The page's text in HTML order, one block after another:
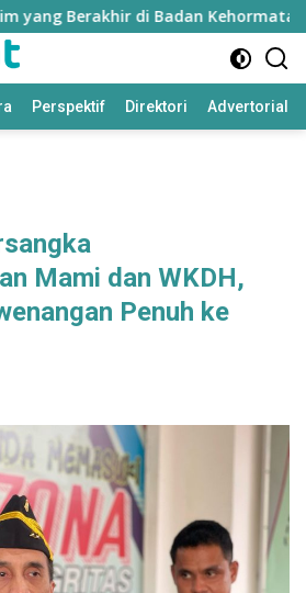
Berakhir di Badan Kehormatan
Perspektif Direktori Advertorial
Mami dan WKDH,
Penuh ke